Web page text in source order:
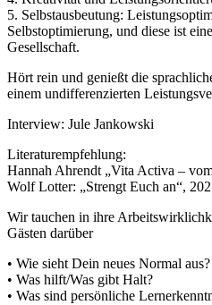
5. Selbstausbeutung:
Selbstoptimierung, und diese ist
Gesellschaft.
Hört rein und genießt die
einem undifferenzierten
Interview: Jule Jankowski
Literaturempfehlung:
Hannah Ahrendt „Vita Activa –
Wolf Lotter: „Strengt Euch an“,
Wir tauchen in ihre
Gästen darüber
• Wie sieht Dein neues Normal aus?
• Was hilft/Was gibt Halt?
• Was sind persönliche